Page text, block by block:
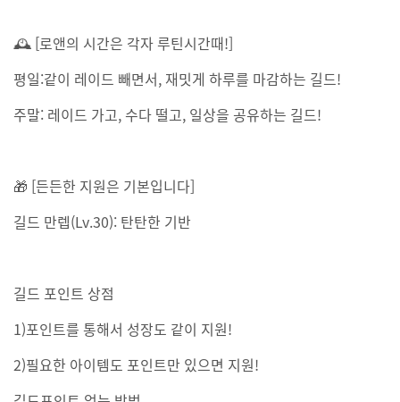
🕰 [로앤의 시간은 각자 루틴시간때!]
평일:같이 레이드 빼면서, 재밋게 하루를 마감하는 길드!
주말: 레이드 가고, 수다 떨고, 일상을 공유하는 길드!
🎁 [든든한 지원은 기본입니다]
길드 만렙(Lv.30): 탄탄한 기반
길드 포인트 상점
1)포인트를 통해서 성장도 같이 지원!
2)필요한 아이템도 포인트만 있으면 지원!